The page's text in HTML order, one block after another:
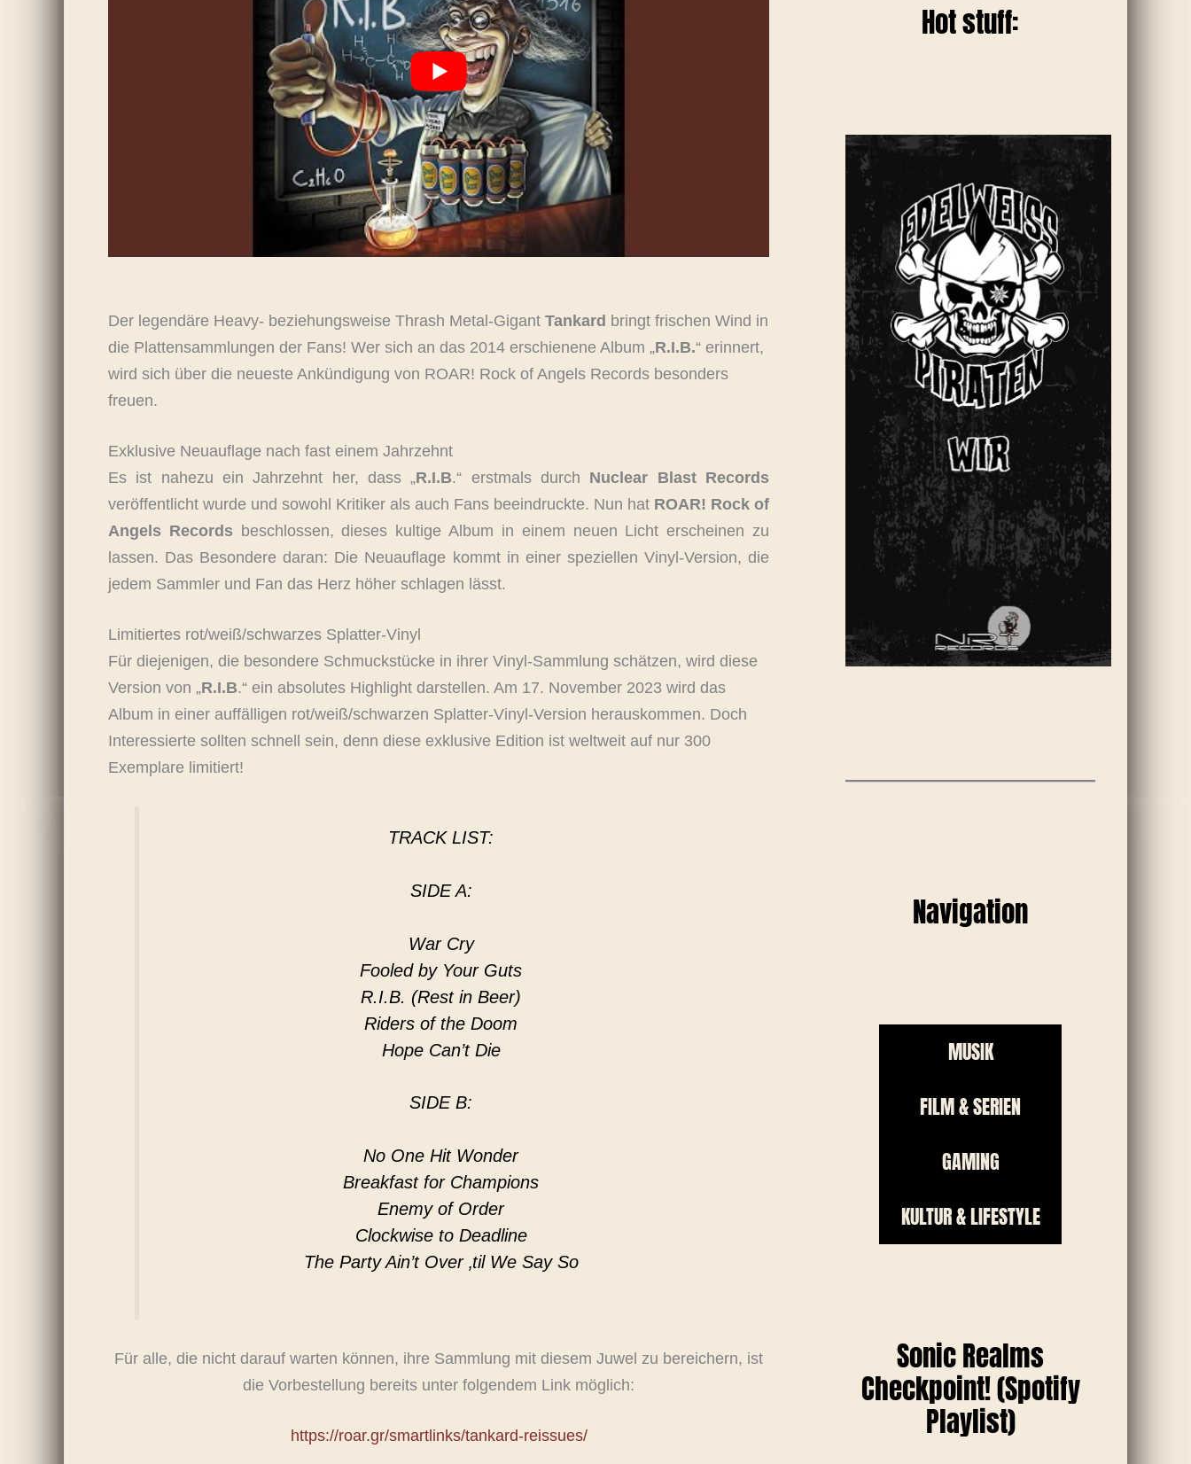
Der legendäre Heavy- beziehungsweise Thrash Metal-Gigant Tankard bringt frischen Wind in
die Plattensammlungen der Fans! Wer sich an das 2014 erschienene Album „R.I.B.“ erinnert,
wird sich über die neueste Ankündigung von ROAR! Rock of Angels Records besonders
freuen.
Exklusive Neuauflage nach fast einem Jahrzehnt
Es ist nahezu ein Jahrzehnt her, dass „R.I.B.“ erstmals durch Nuclear Blast Records
veröffentlicht wurde und sowohl Kritiker als auch Fans beeindruckte. Nun hat ROAR! Rock of
Angels Records beschlossen, dieses kultige Album in einem neuen Licht erscheinen zu
lassen. Das Besondere daran: Die Neuauflage kommt in einer speziellen Vinyl-Version, die
jedem Sammler und Fan das Herz höher schlagen lässt.
Limitiertes rot/weiß/schwarzes Splatter-Vinyl
Für diejenigen, die besondere Schmuckstücke in ihrer Vinyl-Sammlung schätzen, wird diese
Version von „R.I.B.“ ein absolutes Highlight darstellen. Am 17. November 2023 wird das
Album in einer auffälligen rot/weiß/schwarzen Splatter-Vinyl-Version herauskommen. Doch
Interessierte sollten schnell sein, denn diese exklusive Edition ist weltweit auf nur 300
Exemplare limitiert!
TRACK LIST:
SIDE A:
War Cry
Fooled by Your Guts
R.I.B. (Rest in Beer)
Riders of the Doom
Hope Can’t Die
SIDE B:
No One Hit Wonder
Breakfast for Champions
Enemy of Order
Clockwise to Deadline
The Party Ain’t Over ‚til We Say So
Für alle, die nicht darauf warten können, ihre Sammlung mit diesem Juwel zu bereichern, ist
die Vorbestellung bereits unter folgendem Link möglich:
https://roar.gr/smartlinks/tankard-reissues/
Hot stuff:
Navigation
MUSIK
FILM & SERIEN
GAMING
KULTUR & LIFESTYLE
Sonic Realms
Checkpoint! (Spotify
Playlist)